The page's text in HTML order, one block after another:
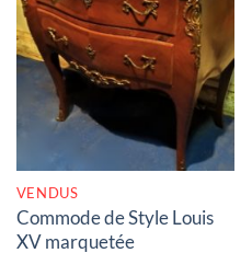
RUPTURE DE STOCK
VENDUS
Commode de Style Louis
XV marquetée